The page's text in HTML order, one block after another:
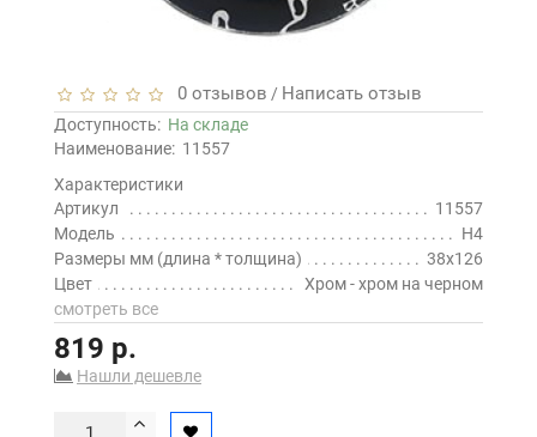
0 отзывов / Написать отзыв
Доступность: На складе
Наименование: 11557
Характеристики
Артикул
11557
Модель
H4
Размеры мм (длина * толщина)
38х126
Цвет
Хром - хром на черном
смотреть все
819 р.
Нашли дешевле